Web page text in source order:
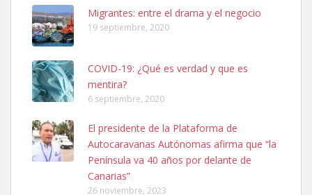
Leales.org » Gran Canaria
Ninfa perdida
El día 5 se los perdió una ninfa papillera, asustada tiene miedo a la
calle, se perdió por la zon...
Leales.org » Gran Canaria
6.7.2025
Migrantes: entre el drama y el negocio
19 septiembre, 2020
COVID-19: ¿Qué es verdad y que es
mentira?
6 septiembre, 2020
El presidente de la Plataforma de
Autocaravanas Autónomas afirma que “la
Península va 40 años por delante de
Canarias”
26 noviembre, 2023